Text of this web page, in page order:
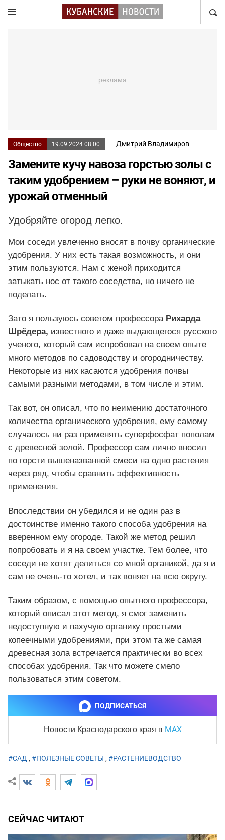
Общество 19.09.2024 08:00 Дмитрий Владимиров
Замените кучу навоза горстью золы с
таким удобрением – руки не воняют, и
урожай отменный
Удобряйте огород легко.
Мои соседи увлеченно вносят в почву органические
удобрения. У них есть такая возможность, и они
этим пользуются. Нам с женой приходится
затыкать нос от такого соседства, но ничего не
поделать.
Зато я пользуюсь советом профессора Рихарда
Шрёдера, известного и даже выдающегося русского
ученого, который сам испробовал на своем опыте
много методов по садоводству и огородничеству.
Некоторые из них касаются удобрения почвы
самыми разными методами, в том числе и этим.
Так вот, он описал, что по неимению достаточного
количества органического удобрения, ему самому
случалось ни раз применять суперфосфат пополам
с древесной золой. Профессор сам лично вносил
по горсти вышеназванной смеси на одно растения
через ряд, чтобы сравнить эффективность
применения.
Впоследствии он убедился и не один раз в
достоинстве именно такого способа удобрения на
вверенном ему огороде. Такой же метод решил
попробовать и я на своем участке. Тем более, что
соседи не хотят делиться со мной органикой, да я и
сам не очень-то хотел, и так воняет на всю округу.
Таким образом, с помощью опытного профессора,
который описал этот метод, я смог заменить
недоступную и пахучую органику простыми
копеечными удобрениями, при этом та же самая
древесная зола встречается практически во всех
способах удобрения. Так что можете смело
пользоваться этим советом.
ПОДПИСАТЬСЯ
Новости Краснодарского края в MAX
#САД , #ПОЛЕЗНЫЕ СОВЕТЫ , #РАСТЕНИЕВОДСТВО
СЕЙЧАС ЧИТАЮТ